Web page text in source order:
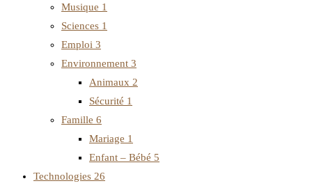
Musique 1
Sciences 1
Emploi 3
Environnement 3
Animaux 2
Sécurité 1
Famille 6
Mariage 1
Enfant – Bébé 5
Technologies 26